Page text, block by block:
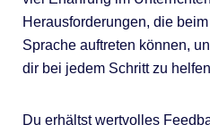
Herausforderungen, die
Sprache auftreten können,
dir bei jedem Schritt zu
Du erhältst wertvolles